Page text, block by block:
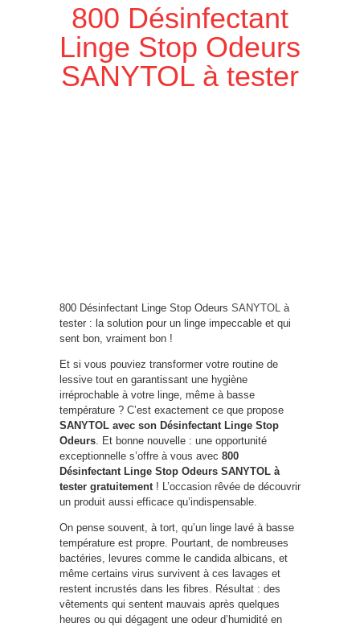
800 Désinfectant
Linge Stop Odeurs
SANYTOL à tester
800 Désinfectant Linge Stop Odeurs SANYTOL à
tester : la solution pour un linge impeccable et qui
sent bon, vraiment bon !
Et si vous pouviez transformer votre routine de
lessive tout en garantissant une hygiène
irréprochable à votre linge, même à basse
température ? C’est exactement ce que propose
SANYTOL avec son Désinfectant Linge Stop
Odeurs . Et bonne nouvelle : une opportunité
exceptionnelle s’offre à vous avec 800
Désinfectant Linge Stop Odeurs SANYTOL à
tester gratuitement ! L’occasion rêvée de découvrir
un produit aussi efficace qu’indispensable.
On pense souvent, à tort, qu’un linge lavé à basse
température est propre. Pourtant, de nombreuses
bactéries, levures comme le candida albicans, et
même certains virus survivent à ces lavages et
restent incrustés dans les fibres. Résultat : des
vêtements qui sentent mauvais après quelques
heures ou qui dégagent une odeur d’humidité en